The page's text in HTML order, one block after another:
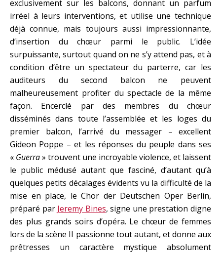
exclusivement sur les balcons, donnant un parfum
irréel à leurs interventions, et utilise une technique
déjà connue, mais toujours aussi impressionnante,
d’insertion du chœur parmi le public. L’idée
surpuissante, surtout quand on ne s’y attend pas, et à
condition d’être un spectateur du parterre, car les
auditeurs du second balcon ne peuvent
malheureusement profiter du spectacle de la même
façon. Encerclé par des membres du chœur
disséminés dans toute l’assemblée et les loges du
premier balcon, l’arrivé du messager – excellent
Gideon Poppe – et les réponses du peuple dans ses
« Guerra» trouvent une incroyable violence, et laissent
le public médusé autant que fasciné, d’autant qu’à
quelques petits décalages évidents vu la difficulté de la
mise en place, le Chor der Deutschen Oper Berlin,
préparé par Jeremy Bines, signe une prestation digne
des plus grands soirs d’opéra. Le chœur de femmes
lors de la scène II passionne tout autant, et donne aux
prêtresses un caractère mystique absolument